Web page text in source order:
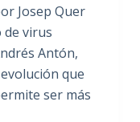
Josep Quer
virus
Antón,
que
ser más